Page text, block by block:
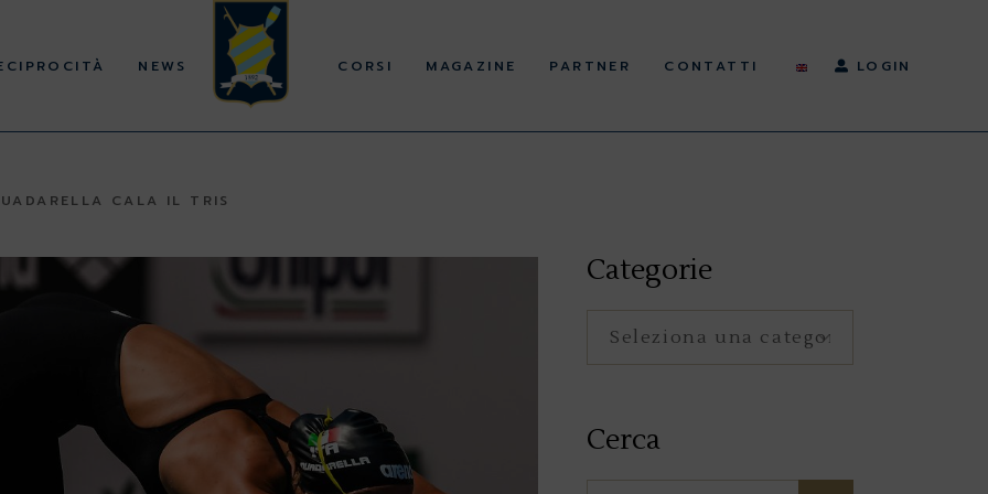
NEWS CORSI MAGAZINE PARTNER CONTATTI LOGIN
CALA IL TRIS
Categorie
Cerca